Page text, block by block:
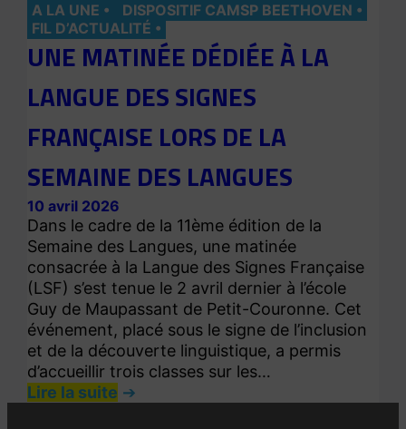
A LA UNE
DISPOSITIF CAMSP BEETHOVEN
FIL D’ACTUALITÉ
UNE MATINÉE DÉDIÉE À LA
LANGUE DES SIGNES
FRANÇAISE LORS DE LA
SEMAINE DES LANGUES
10 avril 2026
Dans le cadre de la 11ème édition de la
Semaine des Langues, une matinée
consacrée à la Langue des Signes Française
(LSF) s’est tenue le 2 avril dernier à l’école
Guy de Maupassant de Petit-Couronne. Cet
événement, placé sous le signe de l’inclusion
et de la découverte linguistique, a permis
d’accueillir trois classes sur les…
Lire la suite